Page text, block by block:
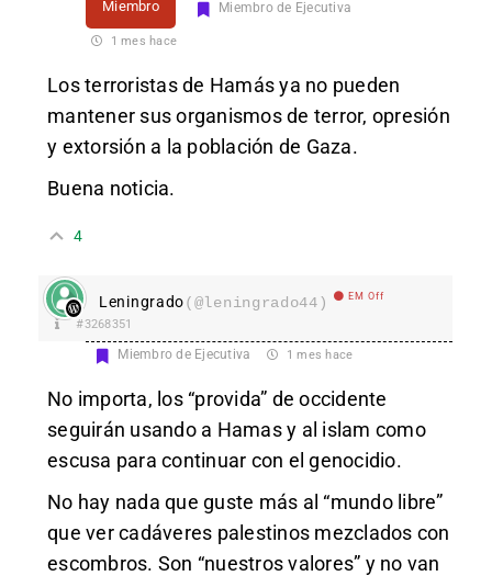
Miembro Miembro de Ejecutiva
1 mes hace
Los terroristas de Hamás ya no pueden
mantener sus organismos de terror, opresión
y extorsión a la población de Gaza.
Buena noticia.
4
Leningrado(@leningrado44) EM Off
#3268351
Miembro de Ejecutiva 1 mes hace
No importa, los “provida” de occidente
seguirán usando a Hamas y al islam como
escusa para continuar con el genocidio.
No hay nada que guste más al “mundo libre”
que ver cadáveres palestinos mezclados con
escombros. Son “nuestros valores” y no van